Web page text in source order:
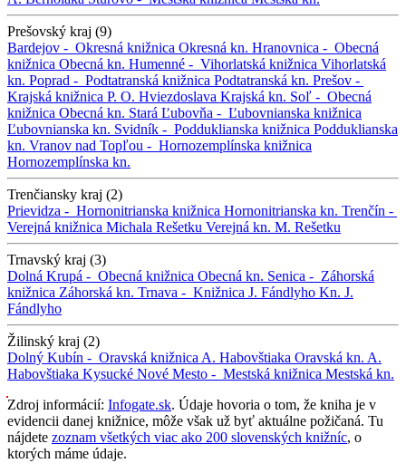
Prešovský kraj (9)
Bardejov - Okresná knižnica Okresná kn. Hranovnica - Obecná
knižnica Obecná kn. Humenné - Vihorlatská knižnica Vihorlatská
kn. Poprad - Podtatranská knižnica Podtatranská kn. Prešov -
Krajská knižnica P. O. Hviezdoslava Krajská kn. Soľ - Obecná
knižnica Obecná kn. Stará Ľubovňa - Ľubovnianska knižnica
Ľubovnianska kn. Svidník - Podduklianska knižnica Podduklianska
kn. Vranov nad Topľou - Hornozemplínska knižnica
Hornozemplínska kn.
Trenčiansky kraj (2)
Prievidza - Hornonitrianska knižnica Hornonitrianska kn. Trenčín -
Verejná knižnica Michala Rešetku Verejná kn. M. Rešetku
Trnavský kraj (3)
Dolná Krupá - Obecná knižnica Obecná kn. Senica - Záhorská
knižnica Záhorská kn. Trnava - Knižnica J. Fándlyho Kn. J.
Fándlyho
Žilinský kraj (2)
Dolný Kubín - Oravská knižnica A. Habovštiaka Oravská kn. A.
Habovštiaka Kysucké Nové Mesto - Mestská knižnica Mestská kn.
Zdroj informácií: Infogate.sk. Údaje hovoria o tom, že kniha je v
evidencii danej knižnice, môže však už byť aktuálne požičaná. Tu
nájdete zoznam všetkých viac ako 200 slovenských knižníc, o
ktorých máme údaje.